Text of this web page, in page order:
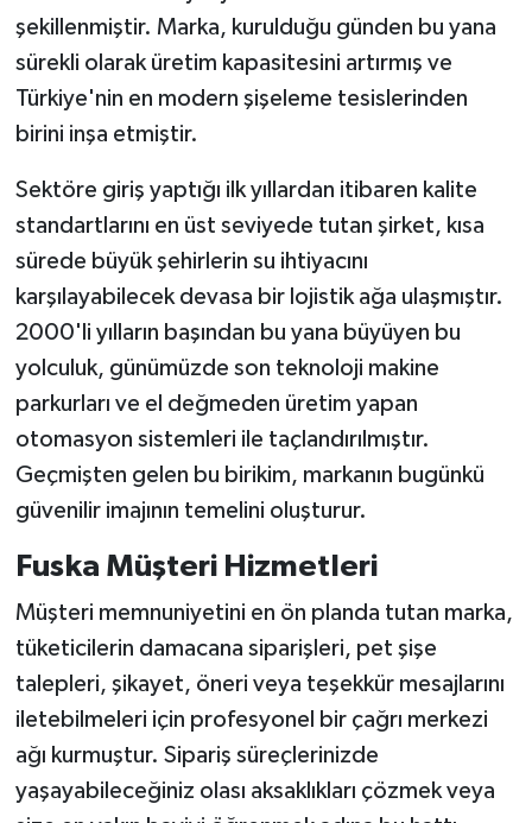
şekillenmiştir. Marka, kurulduğu günden bu yana
sürekli olarak üretim kapasitesini artırmış ve
Türkiye'nin en modern şişeleme tesislerinden
birini inşa etmiştir.
Sektöre giriş yaptığı ilk yıllardan itibaren kalite
standartlarını en üst seviyede tutan şirket, kısa
sürede büyük şehirlerin su ihtiyacını
karşılayabilecek devasa bir lojistik ağa ulaşmıştır.
2000'li yılların başından bu yana büyüyen bu
yolculuk, günümüzde son teknoloji makine
parkurları ve el değmeden üretim yapan
otomasyon sistemleri ile taçlandırılmıştır.
Geçmişten gelen bu birikim, markanın bugünkü
güvenilir imajının temelini oluşturur.
Fuska Müşteri Hizmetleri
Müşteri memnuniyetini en ön planda tutan marka,
tüketicilerin damacana siparişleri, pet şişe
talepleri, şikayet, öneri veya teşekkür mesajlarını
iletebilmeleri için profesyonel bir çağrı merkezi
ağı kurmuştur. Sipariş süreçlerinizde
yaşayabileceğiniz olası aksaklıkları çözmek veya